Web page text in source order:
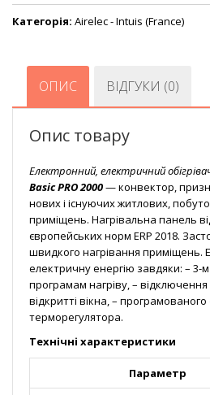
Категорія: Airelec - Intuis (France)
ОПИС ВІДГУКИ (0)
Опис товару
Електронний, електричний
Basic PRO 2000— конвектор,
нових і існуючих житлових,
приміщень. Нагрівальна панель
європейських норм ERP 2018.
швидкого нагрівання приміщень.
електричну енергію завдяки: – 3-
програмам нагріву, –
відкритті вікна, –
терморегулятора.
Технічні характеристики
Параметр